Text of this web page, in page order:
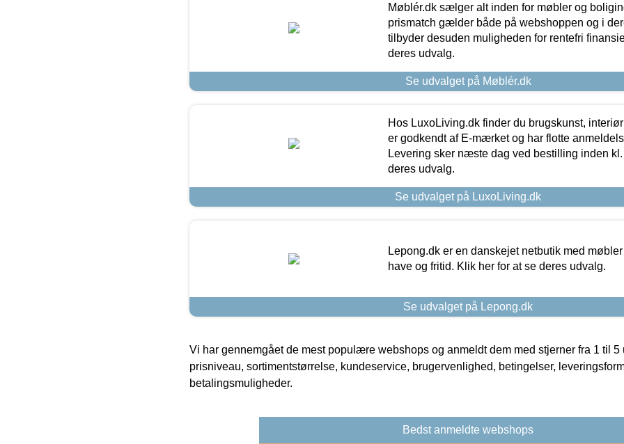
Møblér.dk sælger alt inden for møbler og
prismatch gælder både på webshoppen og i
tilbyder desuden muligheden for rentefri
deres udvalg.
Se udvalget på Møblér.dk
Hos LuxoLiving.dk finder du brugskunst,
er godkendt af E-mærket og har flotte
Levering sker næste dag ved bestilling inden
deres udvalg.
Se udvalget på LuxoLiving.dk
Lepong.dk er en danskejet netbutik med
have og fritid. Klik her for at se deres udvalg.
Se udvalget på Lepong.dk
Vi har gennemgået de mest populære webshops og anmeldt dem med stjerner fra 1 til 5
prisniveau, sortimentstørrelse, kundeservice, brugervenlighed, betingelser,
betalingsmuligheder.
Bedst anmeldte webshops